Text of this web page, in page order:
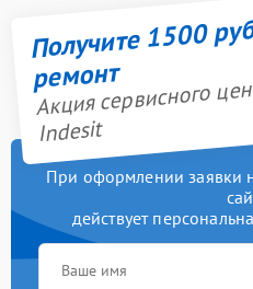
Получите 1500
ремонт
Акция сервисного
Indesit
При оформлении заявки
действует